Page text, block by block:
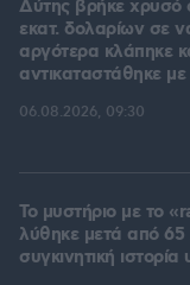
Δύτης βρήκε χρυσό
εκατ. δολαρίων σε
αργότερα κλάπηκε
αντικαταστάθηκε με
06.08.2026, 09:30
Το μυστήριο με το
λύθηκε μετά από 65
συγκινητική ιστορία